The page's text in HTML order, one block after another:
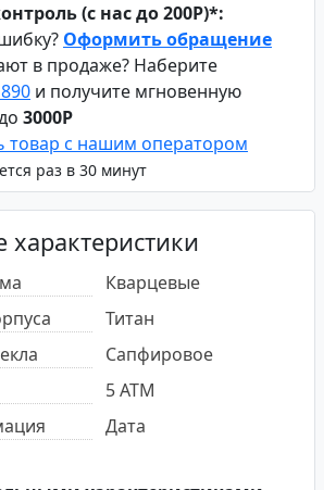
(с нас до 200Р)*:
Оформить обращение
в продаже? Наберите
и получите мгновенную
3000Р
товар с нашим оператором
раз в 30 минут
Кварцевые
Титан
Сапфировое
5 ATM
Дата